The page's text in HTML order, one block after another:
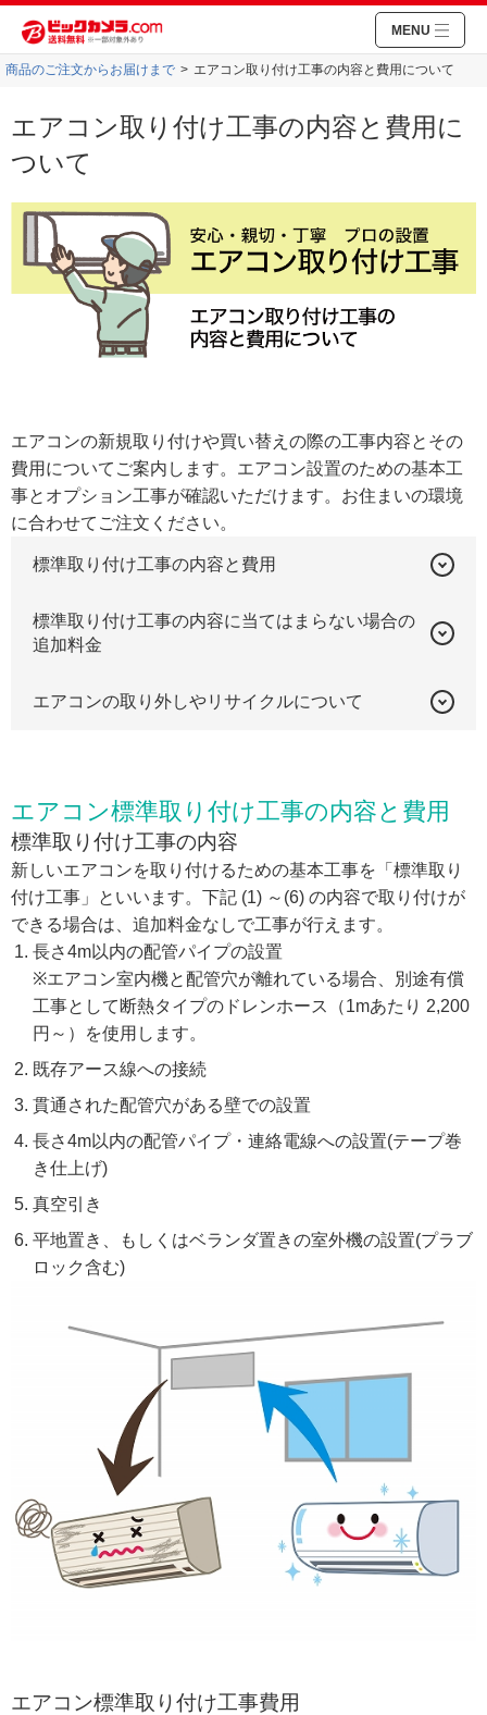
MENU
商品のご注文からお届けまで エアコン取り付け工事の内容と費用について
エアコン取り付け工事の内容と費用に
ついて
エアコンの新規取り付けや買い替えの際の工事内容とその
費用についてご案内します。エアコン設置のための基本工
事とオプション工事が確認いただけます。お住まいの環境
に合わせてご注文ください。
標準取り付け工事の内容と費用
標準取り付け工事の内容に当てはまらない場合の
追加料金
エアコンの取り外しやリサイクルについて
エアコン標準取り付け工事の内容と費用
標準取り付け工事の内容
新しいエアコンを取り付けるための基本工事を「標準取り
付け工事」といいます。下記 (1) ～(6) の内容で取り付けが
できる場合は、追加料金なしで工事が行えます。
長さ4m以内の配管パイプの設置
※エアコン室内機と配管穴が離れている場合、別途有償
工事として断熱タイプのドレンホース（1mあたり 2,200
円～）を使用します。
既存アース線への接続
貫通された配管穴がある壁での設置
長さ4m以内の配管パイプ・連絡電線への設置(テープ巻
き仕上げ)
真空引き
平地置き、もしくはベランダ置きの室外機の設置(プラブ
ロック含む)
エアコン標準取り付け工事費用